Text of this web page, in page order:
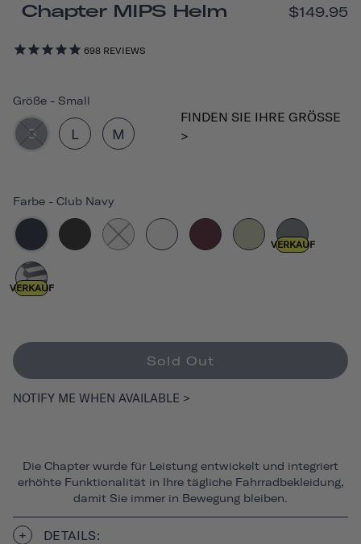
Chapter MIPS Helm
698 REVIEWS
$149.95
Farbe - Club Navy
VERKAUF
VERKAUF
Größe - Small
S L M
FINDEN SIE IHRE GRÖSSE >
Sold Out
NOTIFY ME WHEN AVAILABLE >
Die Chapter wurde für Leistung entwickelt und integriert
erhöhte Funktionalität in Ihre tägliche Fahrradbekleidung,
damit Sie immer in Bewegung bleiben.
DETAILS: